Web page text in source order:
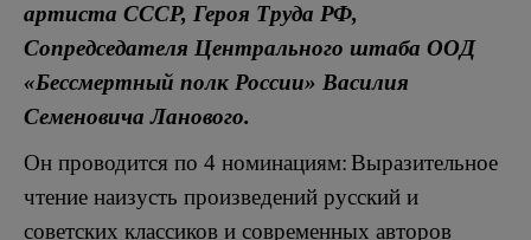
артиста СССР, Героя Труда РФ,
Сопредседателя Центрального штаба ООД
«Бессмертный полк России» Василия
Семеновича Ланового.
Он проводится по 4 номинациям:Выразительное
чтение наизусть произведений русский и
советских классиков и современных авторов